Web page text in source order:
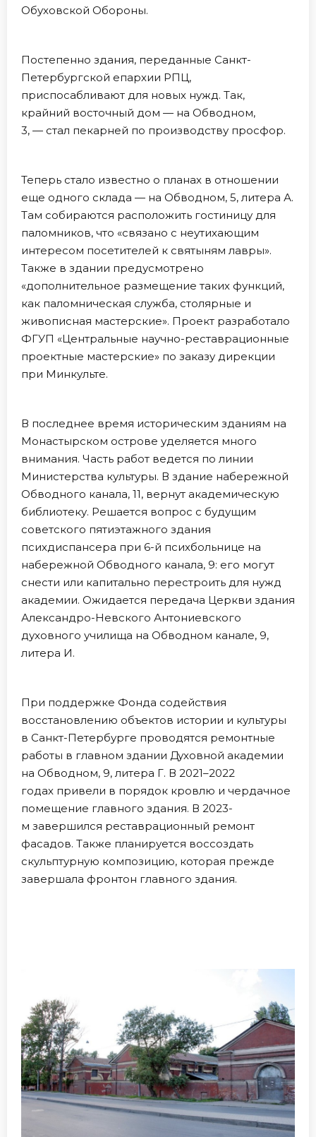
Обуховской Обороны.
Постепенно здания, переданные Санкт-
Петербургской епархии РПЦ,
приспосабливают для новых нужд. Так,
крайний восточный дом — на Обводном,
3, — стал пекарней по производству просфор.
Теперь стало известно о планах в отношении
еще одного склада — на Обводном, 5, литера А.
Там собираются расположить гостиницу для
паломников, что «связано с неутихающим
интересом посетителей к святыням лавры».
Также в здании предусмотрено
«дополнительное размещение таких функций,
как паломническая служба, столярные и
живописная мастерские». Проект разработало
ФГУП «Центральные научно-реставрационные
проектные мастерские» по заказу дирекции
при Минкульте.
В последнее время историческим зданиям на
Монастырском острове уделяется много
внимания. Часть работ ведется по линии
Министерства культуры. В здание набережной
Обводного канала, 11, вернут академическую
библиотеку. Решается вопрос с будущим
советского пятиэтажного здания
психдиспансера при 6-й психбольнице на
набережной Обводного канала, 9: его могут
снести или капитально перестроить для нужд
академии. Ожидается передача Церкви здания
Александро-Невского Антониевского
духовного училища на Обводном канале, 9,
литера И.
При поддержке Фонда содействия
восстановлению объектов истории и культуры
в Санкт-Петербурге проводятся ремонтные
работы в главном здании Духовной академии
на Обводном, 9, литера Г. В 2021–2022
годах привели в порядок кровлю и чердачное
помещение главного здания. В 2023-
м завершился реставрационный ремонт
фасадов. Также планируется воссоздать
скульптурную композицию, которая прежде
завершала фронтон главного здания.